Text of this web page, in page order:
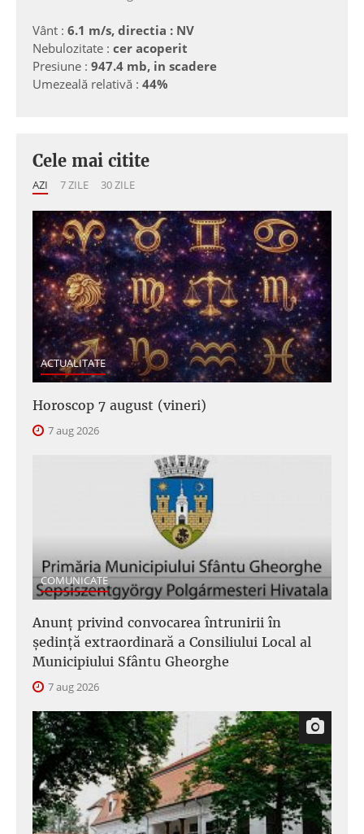
Vânt : 6.1 m/s, directia : NV
Nebulozitate : cer acoperit
Presiune : 947.4 mb, in scadere
Umezeală relativă : 44%
Cele mai citite
AZI 7 ZILE 30 ZILE
ACTUALITATE
Horoscop 7 august (vineri)
7 aug 2026
COMUNICATE
Anunţ privind convocarea întrunirii în
şedinţă extraordinară a Consiliului Local al
Municipiului Sfântu Gheorghe
7 aug 2026